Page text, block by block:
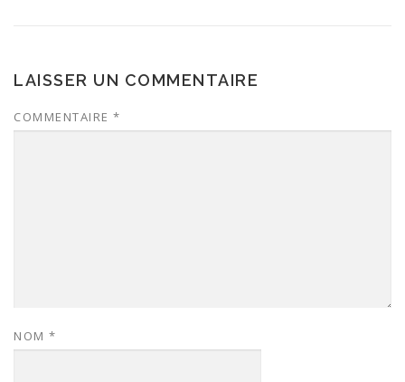
LAISSER UN COMMENTAIRE
COMMENTAIRE *
NOM *